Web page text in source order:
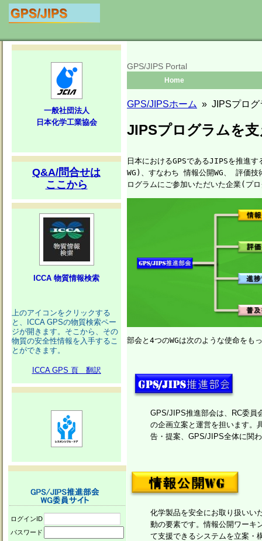
一般社団法人
日本化学工業協会
Q&A/問合せは
ここから
ICCA 物質情報検索
上のアイコンをクリックする
と、ICCA GPSの物質検索ペー
ジが開きます。そこから、その
物質の安全性情報を入手するこ
とができます。
ICCA GPS 頁 翻訳
ログインID
パスワード
GPS/JIPS Portal
Home
GPS/JIPSホーム » JIPSプロ
JIPSプログラムを
日本におけるGPSであるJIPSを推進
WG)、すなわち 情報公開WG、 評価技
ログラムにご参加いただいた企業(プ
部会と4つのWGは次のような使命をも
GPS/JIPS推進部会は、RC委員
の企画立案と運営を担います。
告・提案、GPS/JIPS全体に関
化学製品を安全にお取り扱いい
動の要素です。情報公開ワーキ
て支援できるシステムを立案・